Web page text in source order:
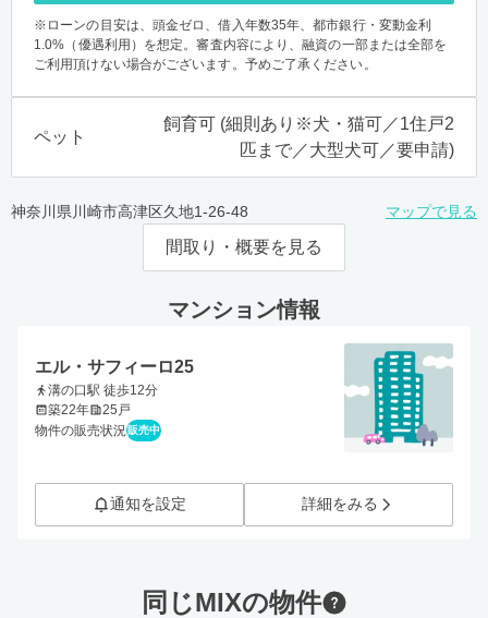
※ローンの目安は、頭金ゼロ、借入年数35年、都市銀行・変動金利
1.0%（優遇利用）を想定。審査内容により、融資の一部または全部を
ご利用頂けない場合がございます。予めご了承ください。
ペット
飼育可 (細則あり※犬・猫可／1住戸2
匹まで／大型犬可／要申請)
神奈川県川崎市高津区久地1-26-48 マップで見る
間取り・概要を見る
マンション情報
エル・サフィーロ25
溝の口駅 徒歩12分
築22年
25戸
物件の販売状況 販売中
通知を設定 詳細をみる
同じMIXの物件